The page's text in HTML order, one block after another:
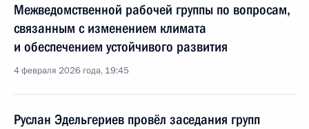
Межведомственной рабочей группы по вопросам,
связанным с изменением климата
и обеспечением устойчивого развития
4 февраля 2026 года, 19:45
Руслан Эдельгериев провёл заседания групп